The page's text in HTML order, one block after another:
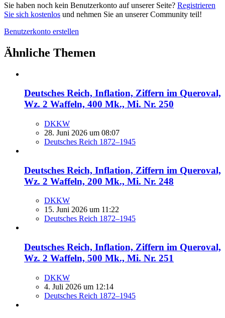
Sie haben noch kein Benutzerkonto auf unserer Seite? Registrieren
Sie sich kostenlos und nehmen Sie an unserer Community teil!
Benutzerkonto erstellen
Ähnliche Themen
Deutsches Reich, Inflation, Ziffern im Queroval,
Wz. 2 Waffeln, 400 Mk., Mi. Nr. 250
DKKW
28. Juni 2026 um 08:07
Deutsches Reich 1872–1945
Deutsches Reich, Inflation, Ziffern im Queroval,
Wz. 2 Waffeln, 200 Mk., Mi. Nr. 248
DKKW
15. Juni 2026 um 11:22
Deutsches Reich 1872–1945
Deutsches Reich, Inflation, Ziffern im Queroval,
Wz. 2 Waffeln, 500 Mk., Mi. Nr. 251
DKKW
4. Juli 2026 um 12:14
Deutsches Reich 1872–1945